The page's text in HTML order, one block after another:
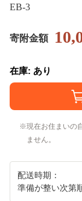
EB-3
寄附金額
在庫: あり
現在お住まいの
ません。
配送時期：
準備が整い次第